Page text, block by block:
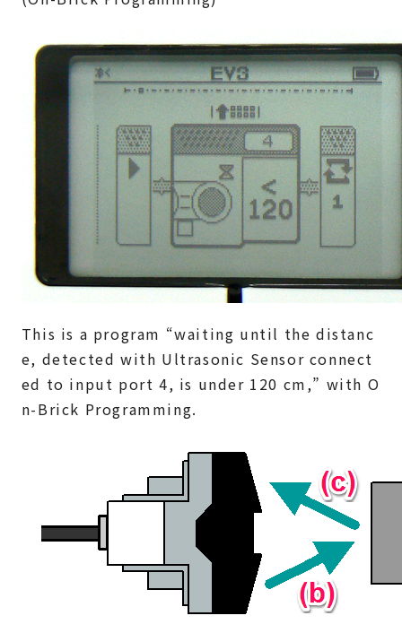
This is a program “waiting until the distanc
e, detected with Ultrasonic Sensor connect
ed to input port 4, is under 120 cm,” with O
n-Brick Programming.